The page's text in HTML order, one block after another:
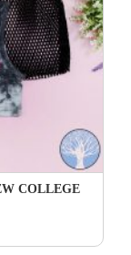
COLLEGE